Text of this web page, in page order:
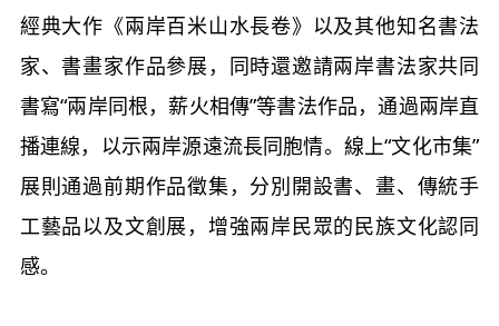
經典大作《兩岸百米山水長卷》以及其他知名書法
家、書畫家作品參展，同時還邀請兩岸書法家共同
書寫“兩岸同根，薪火相傳”等書法作品，通過兩岸直
播連線，以示兩岸源遠流長同胞情。線上“文化市集”
展則通過前期作品徵集，分別開設書、畫、傳統手
工藝品以及文創展，增強兩岸民眾的民族文化認同
感。